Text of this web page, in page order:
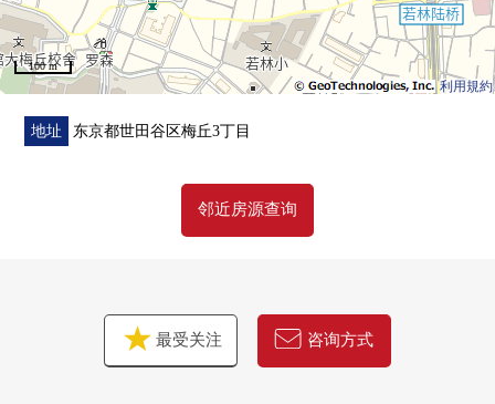
利用規約
100 m
地址 东京都世田谷区梅丘3丁目
邻近房源查询
最受关注 咨询方式